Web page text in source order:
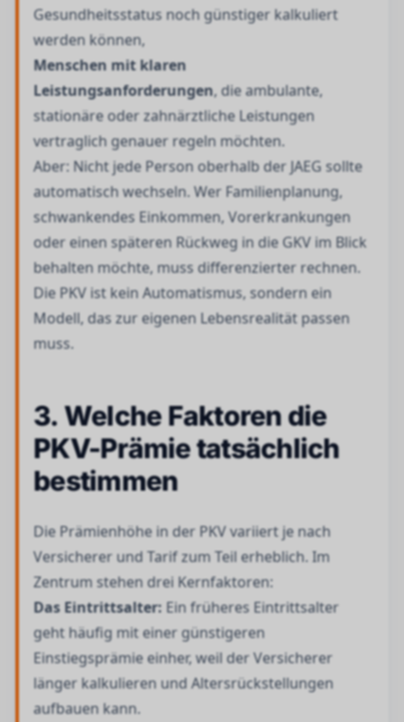
Gesundheitsstatus noch günstiger kalkuliert
werden können,
Menschen mit klaren
Leistungsanforderungen, die ambulante,
stationäre oder zahnärztliche Leistungen
vertraglich genauer regeln möchten.
Aber: Nicht jede Person oberhalb der JAEG sollte
automatisch wechseln. Wer Familienplanung,
schwankendes Einkommen, Vorerkrankungen
oder einen späteren Rückweg in die GKV im Blick
behalten möchte, muss differenzierter rechnen.
Die PKV ist kein Automatismus, sondern ein
Modell, das zur eigenen Lebensrealität passen
muss.
3. Welche Faktoren die
PKV-Prämie tatsächlich
bestimmen
Die Prämienhöhe in der PKV variiert je nach
Versicherer und Tarif zum Teil erheblich. Im
Zentrum stehen drei Kernfaktoren:
Das Eintrittsalter: Ein früheres Eintrittsalter
geht häufig mit einer günstigeren
Einstiegsprämie einher, weil der Versicherer
länger kalkulieren und Altersrückstellungen
aufbauen kann.